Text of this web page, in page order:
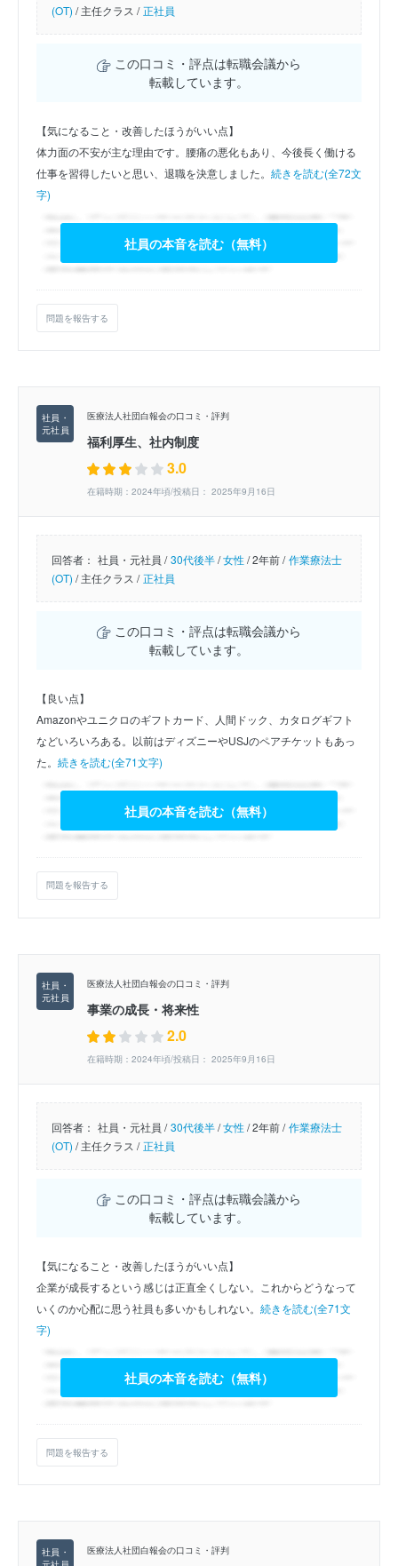
(OT) /主任クラス / 正社員
この口コミ・評点は転職会議から
転載しています。
【気になること・改善したほうがいい点】
体力面の不安が主な理由です。腰痛の悪化もあり、今後長く働ける
仕事を習得したいと思い、退職を決意しました。 続きを読む(全72文
字)
社員の本音を読む（無料）
問題を報告する
医療法人社団白報会の口コミ・評判
福利厚生、社内制度
3.0
在籍時期：2024年頃/投稿日： 2025年9月16日
回答者： 社員・元社員 / 30代後半/女性/2年前 / 作業療法士
(OT) /主任クラス / 正社員
この口コミ・評点は転職会議から
転載しています。
【良い点】
Amazonやユニクロのギフトカード、人間ドック、カタログギフト
などいろいろある。以前はディズニーやUSJのペアチケットもあっ
た。 続きを読む(全71文字)
社員の本音を読む（無料）
問題を報告する
医療法人社団白報会の口コミ・評判
事業の成長・将来性
2.0
在籍時期：2024年頃/投稿日： 2025年9月16日
回答者： 社員・元社員 / 30代後半/女性/2年前 / 作業療法士
(OT) /主任クラス / 正社員
この口コミ・評点は転職会議から
転載しています。
【気になること・改善したほうがいい点】
企業が成長するという感じは正直全くしない。これからどうなって
いくのか心配に思う社員も多いかもしれない。 続きを読む(全71文
字)
社員の本音を読む（無料）
問題を報告する
医療法人社団白報会の口コミ・評判